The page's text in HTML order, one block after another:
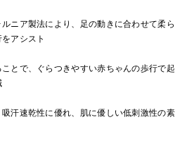
ニア製法により、足の動きに合わせて柔ら
アシスト
とで、ぐらつきやすい赤ちゃんの歩行で起
汗速乾性に優れ、肌に優しい低刺激性の素